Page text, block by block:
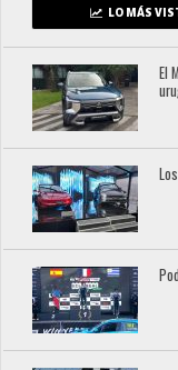
LO MÁS
El